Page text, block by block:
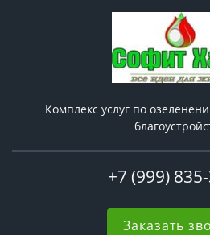
Комплекс услуг по
+7 (999)
Заказать